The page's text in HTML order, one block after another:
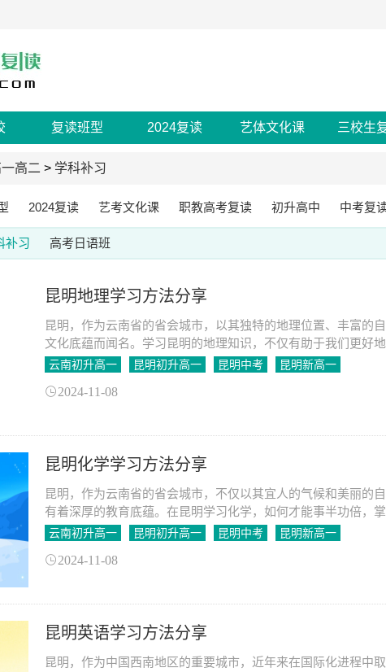
复读班型 2024复读 艺体文化课 三校生
高二 > 学科补习
2024复读 艺考文化课 职教高考复读 初升高中 中考复
补习 高考日语班
昆明地理学习方法分享
昆明，作为云南省的省会城市，以其独特的地理位置、丰富的
文化底蕴而闻名。学习昆明的地理知识，不仅有助于我们更好
还能提升我们的地理素养。
云南初升高一 昆明初升高一 昆明中考 昆明新高一
2024-11-08
昆明化学学习方法分享
昆明，作为云南省的省会城市，不仅以其宜人的气候和美丽的
有着深厚的教育底蕴。在昆明学习化学，如何才能事半功倍，
髓呢？
云南初升高一 昆明初升高一 昆明中考 昆明新高一
2024-11-08
昆明英语学习方法分享
昆明，作为中国西南地区的重要城市，近年来在国际化进程中取